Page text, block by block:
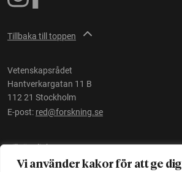
Vi använder kakor för att ge
Tillbaka till toppen
Vetenskapsrådet
Hantverkargatan 11 B
112 21 Stockholm
E-post: red@forskning.se
Tillgänglighet